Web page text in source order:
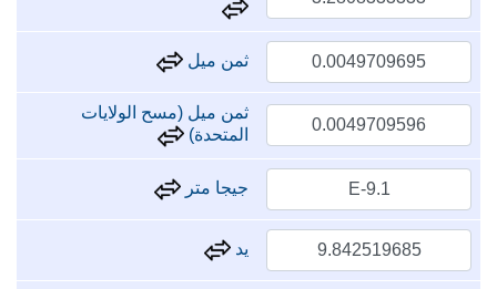
ثمن ميل
ثمن ميل (مسح الولايات
المتحدة)
جيجا متر
يد